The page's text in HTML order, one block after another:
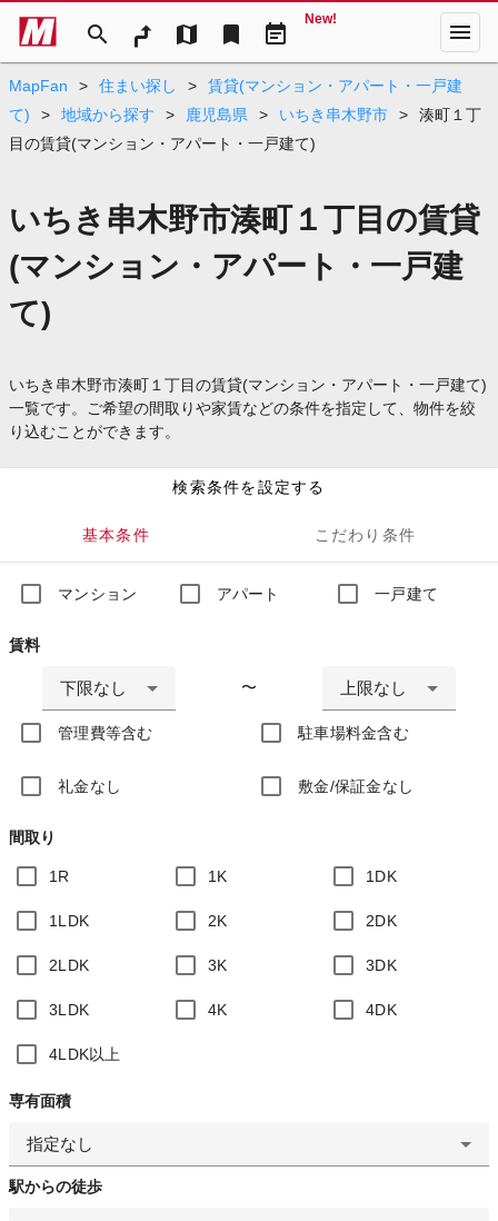
search map bookmark event_note
New! menu
MapFan > 住まい探し >
賃貸(マンション・アパート・一戸建
て)
> 地域から探す > 鹿児島県 > いちき串木野市 >
湊町１丁
目の賃貸(マンション・アパート・一戸建て)
いちき串木野市湊町１丁目の賃貸
(マンション・アパート・一戸建
て)
いちき串木野市湊町１丁目の賃貸(マンション・アパート・一戸建て)
一覧です。ご希望の間取りや家賃などの条件を指定して、物件を絞
り込むことができます。
検索条件を設定する
基本条件 こだわり条件
マンション アパート 一戸建て
賃料
下限なし 〜 上限なし
管理費等含む 駐車場料金含む
礼金なし 敷金/保証金なし
間取り
1R 1K 1DK
1LDK 2K 2DK
2LDK 3K 3DK
3LDK 4K 4DK
4LDK以上
専有面積
指定なし
駅からの徒歩